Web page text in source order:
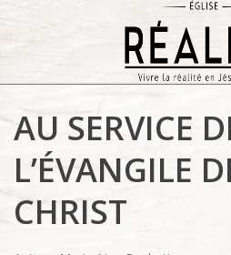
AU SERVICE
L’ÉVANGILE
CHRIST